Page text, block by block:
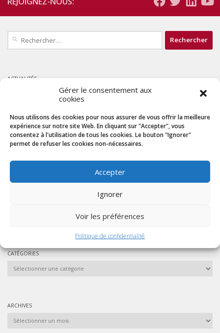
Gérer le consentement aux
cookies
Nous utilisons des cookies pour nous assurer de vous offrir la meilleure
expérience sur notre site Web. En cliquant sur "Accepter", vous
consentez à l'utilisation de tous les cookies. Le bouton "Ignorer"
permet de refuser les cookies non-nécessaires.
Accepter
Ignorer
Voir les préférences
Politique de confidentialité
Rechercher :
ACTUALITÉS
L’AUF recrute – Chargé.e de projets – Formations à distance (CDI)
2ᵉ appel à candidatures – Mai 2026 : Formation certifiante : Usages éducatifs
des agents conversationnels basés sur l’IA générative
13 mai 2026
Appel à candidatures – 2026/27 : Formations diplômantes internationales à
Appel à candidatures – Mars 2026 : Formation certifiante : Usages éducatifs des
CATÉGORIES
ARCHIVES